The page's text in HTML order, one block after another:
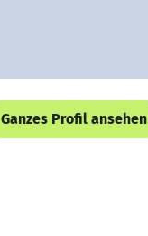
Ganzes Profil ansehen